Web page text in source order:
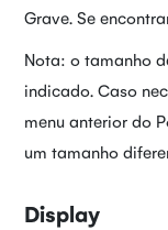
Grave. Se
Nota: o tamanho
indicado. Caso
menu anterior do
um tamanho
Display